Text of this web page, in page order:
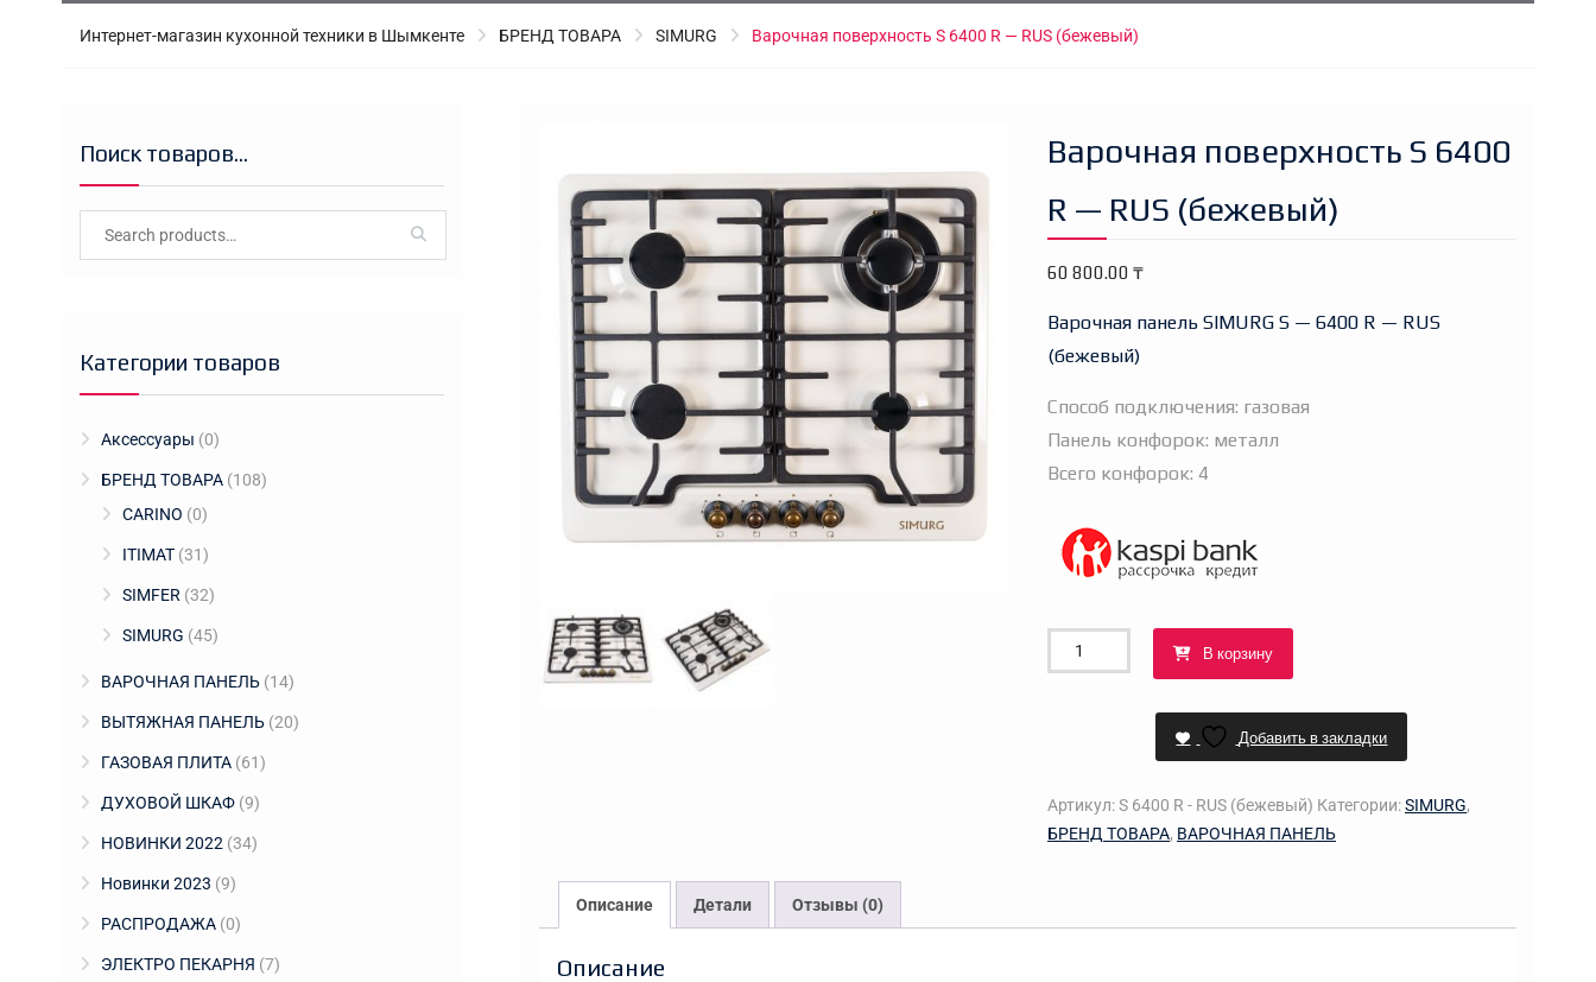
Интернет-магазин кухонной техники в Шымкенте БРЕНД ТОВАРА SIMURG Варочная поверхность S 6400 R — RUS (бежевый)
Варочная поверхность S 6400
R — RUS (бежевый)
60 800.00 ₸
Варочная панель SIMURG S — 6400 R — RUS
(бежевый)
Способ подключения: газовая
Панель конфорок: металл
Всего конфорок: 4
Количество
товара
R
-
В корзину
Добавить в закладки
Артикул:S 6400 R - RUS (бежевый) Категории:SIMURG,
БРЕНД ТОВАРА, ВАРОЧНАЯ ПАНЕЛЬ
Описание Детали Отзывы (0)
Описание
Поиск товаров…
Категории товаров
Аксессуары (0)
БРЕНД ТОВАРА (108)
CARINO (0)
ITIMAT (31)
SIMFER (32)
SIMURG (45)
ВАРОЧНАЯ ПАНЕЛЬ (14)
ВЫТЯЖНАЯ ПАНЕЛЬ (20)
ГАЗОВАЯ ПЛИТА (61)
ДУХОВОЙ ШКАФ (9)
НОВИНКИ 2022 (34)
Новинки 2023 (9)
РАСПРОДАЖА (0)
ЭЛЕКТРО ПЕКАРНЯ (7)